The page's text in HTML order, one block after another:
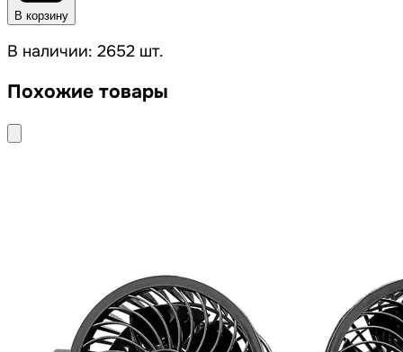
В корзину
В наличии: 2652 шт.
Похожие товары